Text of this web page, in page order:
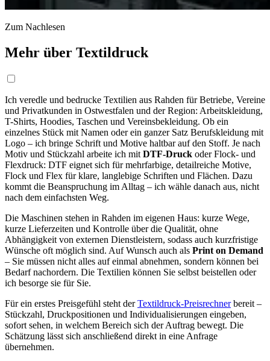
Zum Nachlesen
Mehr über Textildruck
Ich veredle und bedrucke Textilien aus Rahden für Betriebe, Vereine
und Privatkunden in Ostwestfalen und der Region: Arbeitskleidung,
T-Shirts, Hoodies, Taschen und Vereinsbekleidung. Ob ein
einzelnes Stück mit Namen oder ein ganzer Satz Berufskleidung mit
Logo – ich bringe Schrift und Motive haltbar auf den Stoff. Je nach
Motiv und Stückzahl arbeite ich mit DTF-Druck oder Flock- und
Flexdruck: DTF eignet sich für mehrfarbige, detailreiche Motive,
Flock und Flex für klare, langlebige Schriften und Flächen. Dazu
kommt die Beanspruchung im Alltag – ich wähle danach aus, nicht
nach dem einfachsten Weg.
Die Maschinen stehen in Rahden im eigenen Haus: kurze Wege,
kurze Lieferzeiten und Kontrolle über die Qualität, ohne
Abhängigkeit von externen Dienstleistern, sodass auch kurzfristige
Wünsche oft möglich sind. Auf Wunsch auch als Print on Demand
– Sie müssen nicht alles auf einmal abnehmen, sondern können bei
Bedarf nachordern. Die Textilien können Sie selbst beistellen oder
ich besorge sie für Sie.
Für ein erstes Preisgefühl steht derTextildruck-Preisrechnerbereit –
Stückzahl, Druckpositionen und Individualisierungen eingeben,
sofort sehen, in welchem Bereich sich der Auftrag bewegt. Die
Schätzung lässt sich anschließend direkt in eine Anfrage
übernehmen.